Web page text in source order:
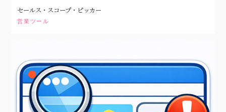
セールス・スコープ・ピッカー
営業ツール